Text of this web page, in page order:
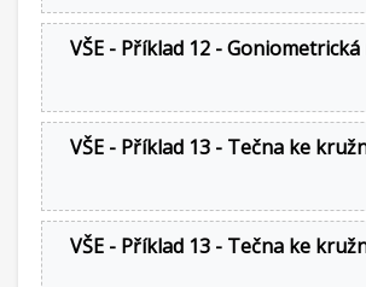
VŠE - Příklad 12 -
VŠE - Příklad 13 - Tečna ke
VŠE - Příklad 13 - Tečna ke